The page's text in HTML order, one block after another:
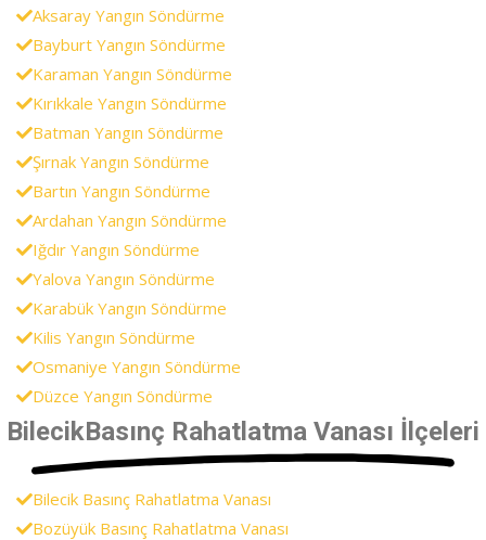
Aksaray Yangın Söndürme
Bayburt Yangın Söndürme
Karaman Yangın Söndürme
Kırıkkale Yangın Söndürme
Batman Yangın Söndürme
Şırnak Yangın Söndürme
Bartın Yangın Söndürme
Ardahan Yangın Söndürme
Iğdır Yangın Söndürme
Yalova Yangın Söndürme
Karabük Yangın Söndürme
Kilis Yangın Söndürme
Osmaniye Yangın Söndürme
Düzce Yangın Söndürme
BilecikBasınç Rahatlatma Vanası İlçeleri
Bilecik Basınç Rahatlatma Vanası
Bozüyük Basınç Rahatlatma Vanası